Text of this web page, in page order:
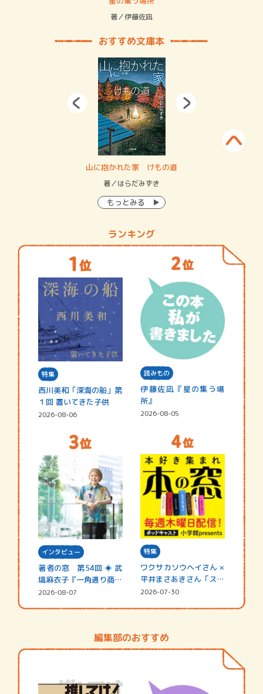
著／伊藤佐凪
おすすめ文庫本
山に抱かれた家 けもの道
著／はらだみずき
もっとみる
ランキング
特集
西川美和「深海の船」第
１回 置いてきた子供
2026-08-06
読みもの
伊藤佐凪『星の集う場
所』
2026-08-05
インタビュー
著者の窓 第54回 ◈ 武
塙麻衣子『一角通り商店
街の…
2026-08-07
特集
ワクサカソウヘイさん ×
平井まさあきさん「スペ
シャ…
2026-07-30
編集部のおすすめ